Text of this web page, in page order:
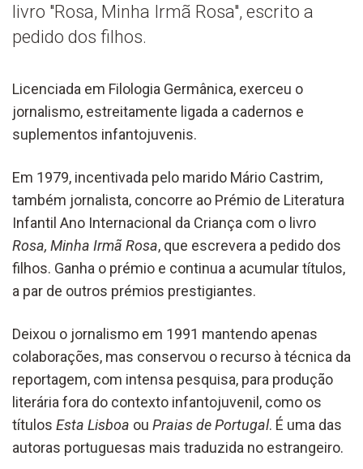
livro "Rosa, Minha Irmã Rosa", escrito a
pedido dos filhos.
Licenciada em Filologia Germânica, exerceu o
jornalismo, estreitamente ligada a cadernos e
suplementos infantojuvenis.
Em 1979, incentivada pelo marido Mário Castrim,
também jornalista, concorre ao Prémio de Literatura
Infantil Ano Internacional da Criança com o livro
Rosa, Minha Irmã Rosa, que escrevera a pedido dos
filhos. Ganha o prémio e continua a acumular títulos,
a par de outros prémios prestigiantes.
Deixou o jornalismo em 1991 mantendo apenas
colaborações, mas conservou o recurso à técnica da
reportagem, com intensa pesquisa, para produção
literária fora do contexto infantojuvenil, como os
títulos Esta Lisboa ou Praias de Portugal. É uma das
autoras portuguesas mais traduzida no estrangeiro.